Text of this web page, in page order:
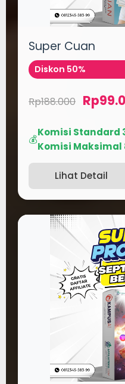
Super Cuan
Diskon 50%
Rp188.000
💰
Komisi Standard
Komisi Maksimal
Lihat Detail